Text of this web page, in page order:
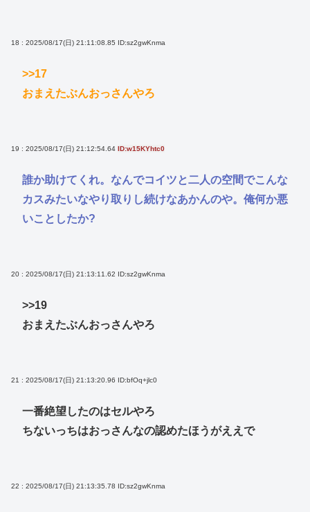
18 : 2025/08/17(日) 21:11:08.85 ID:sz2gwKnma
>>17
おまえたぶんおっさんやろ
19 : 2025/08/17(日) 21:12:54.64 ID:w15KYhtc0
誰か助けてくれ。なんでコイツと二人の空間でこんな
カスみたいなやり取りし続けなあかんのや。俺何か悪
いことしたか?
20 : 2025/08/17(日) 21:13:11.62 ID:sz2gwKnma
>>19
おまえたぶんおっさんやろ
21 : 2025/08/17(日) 21:13:20.96 ID:bfOq+jlc0
一番絶望したのはセルやろ
ちないっちはおっさんなの認めたほうがええで
22 : 2025/08/17(日) 21:13:35.78 ID:sz2gwKnma